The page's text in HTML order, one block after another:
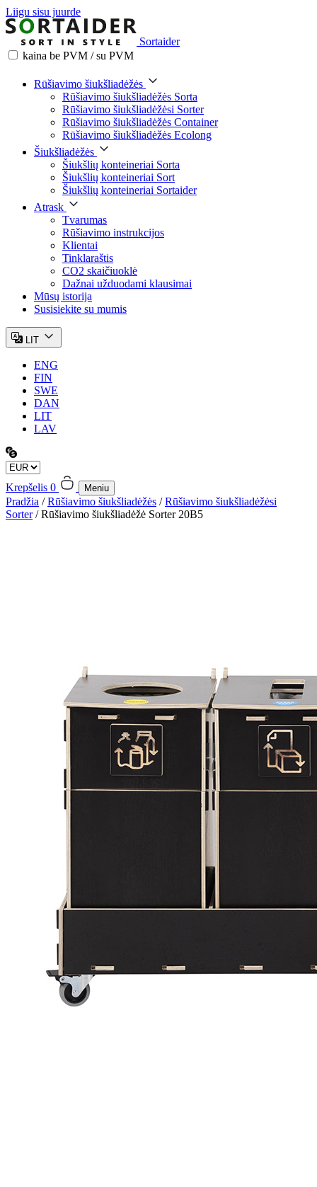
Liigu sisu juurde
Sortaider
kaina be PVM / su PVM
Rūšiavimo šiukšliadėžės
Rūšiavimo šiukšliadėžės Sorta
Rūšiavimo šiukšliadėžėsi Sorter
Rūšiavimo šiukšliadėžės Container
Rūšiavimo šiukšliadėžės Ecolong
Šiukšliadėžės
Šiukšlių konteineriai Sorta
Šiukšlių konteineriai Sort
Šiukšlių konteineriai Sortaider
Atrask
Tvarumas
Rūšiavimo instrukcijos
Klientai
Tinklaraštis
CO2 skaičiuoklė
Dažnai užduodami klausimai
Mūsų istorija
Susisiekite su mumis
LIT
ENG
FIN
SWE
DAN
LIT
LAV
Krepšelis 0 Meniu
Pradžia /Rūšiavimo šiukšliadėžės /Rūšiavimo šiukšliadėžėsi
Sorter/ Rūšiavimo šiukšliadėžė Sorter 20B5